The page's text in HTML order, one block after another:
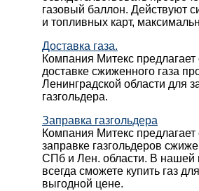
газовый баллон. Действуют
и топливных карт,
Доставка газа.
Компания Митекс предлагает
доставке сжиженного газа
Ленинградской области для
газгольдера.
Заправка газгольдера
Компания Митекс предлагает
заправке газгольдеров
СПб и Лен. области. В нашей
всегда сможете купить газ
выгодной цене.